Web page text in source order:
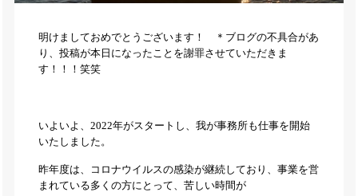
明けましておめでとうございます！ ＊ブログの不具合があ
り、投稿が本日になったことを謝罪させていただきま
す！！！笑笑
いよいよ、2022年がスタートし、我が事務所も仕事を開始
いたしました。
昨年度は、コロナウイルスの感染が継続しており、事業を営
まれている多くの方にとって、苦しい時間が